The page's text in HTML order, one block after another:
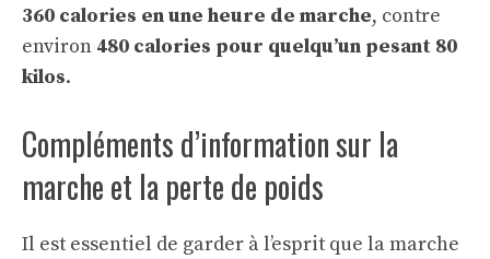
360 calories en une heure de marche, contre
environ 480 calories pour quelqu’un pesant 80
kilos.
Compléments d’information sur la
marche et la perte de poids
Il est essentiel de garder à l’esprit que la marche